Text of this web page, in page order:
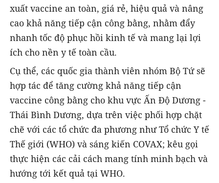
xuất vaccine an toàn, giá rẻ, hiệu quả và nâng
cao khả năng tiếp cận công bằng, nhằm đẩy
nhanh tốc độ phục hồi kinh tế và mang lại lợi
ích cho nền y tế toàn cầu.
Cụ thể, các quốc gia thành viên nhóm Bộ Tứ sẽ
hợp tác để tăng cường khả năng tiếp cận
vaccine công bằng cho khu vực Ấn Độ Dương -
Thái Bình Dương, dựa trên việc phối hợp chặt
chẽ với các tổ chức đa phương như Tổ chức Y tế
Thế giới (WHO) và sáng kiến COVAX; kêu gọi
thực hiện các cải cách mang tính minh bạch và
hướng tới kết quả tại WHO.